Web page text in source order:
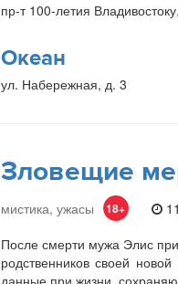
пр-т 100-летия
Океан
ул. Набережная, д. 3
Зловещие
мистика, ужасы 18+
После смерти мужа Элис
родственников своей
данные при жизни,